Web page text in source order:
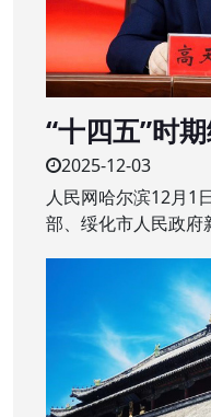
“十四五”时
质量提升 建
校
2025-12-03
人民网哈尔滨12月1
部、绥化市人民政府
“十四五”时期教育改